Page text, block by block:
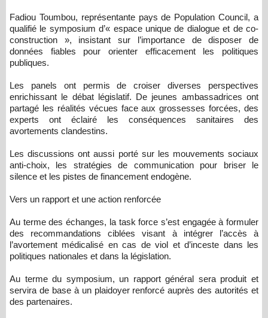
Fadiou Toumbou, représentante pays de Population Council, a
qualifié le symposium d’« espace unique de dialogue et de co-
construction », insistant sur l’importance de disposer de
données fiables pour orienter efficacement les politiques
publiques.
Les panels ont permis de croiser diverses perspectives
enrichissant le débat législatif. De jeunes ambassadrices ont
partagé les réalités vécues face aux grossesses forcées, des
experts ont éclairé les conséquences sanitaires des
avortements clandestins.
Les discussions ont aussi porté sur les mouvements sociaux
anti-choix, les stratégies de communication pour briser le
silence et les pistes de financement endogène.
Vers un rapport et une action renforcée
Au terme des échanges, la task force s’est engagée à formuler
des recommandations ciblées visant à intégrer l’accès à
l’avortement médicalisé en cas de viol et d’inceste dans les
politiques nationales et dans la législation.
Au terme du symposium, un rapport général sera produit et
servira de base à un plaidoyer renforcé auprès des autorités et
des partenaires.